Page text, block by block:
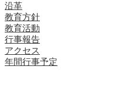
沿革
教育方針
教育活動
行事報告
アクセス
年間行事予定